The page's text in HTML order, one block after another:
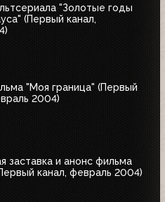
"Золотые годы
(Первый канал,
"Моя граница" (Первый
2004)
заставка и анонс фильма
канал, февраль 2004)